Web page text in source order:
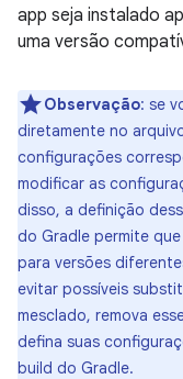
app seja instalado
uma versão
Observação: se
diretamente no
configurações
modificar as
disso, a definição
do Gradle permite
para versões
evitar possíveis
mesclado, remova
defina suas
build do Gradle.